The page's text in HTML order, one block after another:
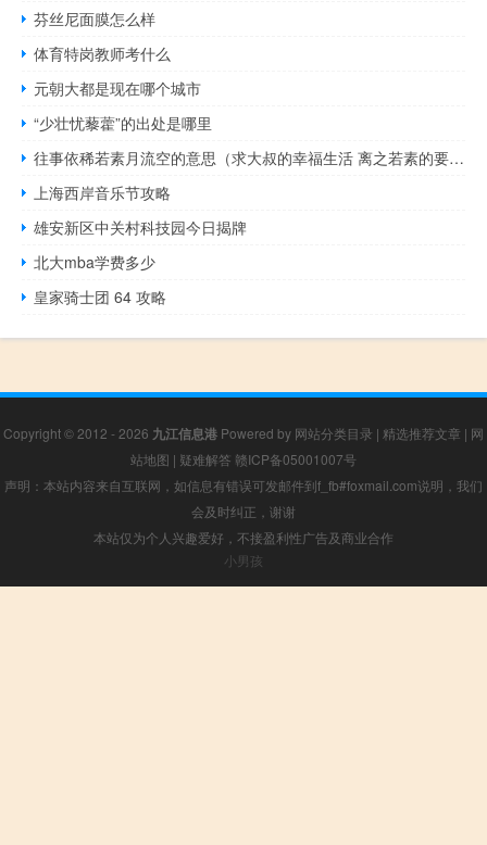
芬丝尼面膜怎么样
体育特岗教师考什么
元朝大都是现在哪个城市
“少壮忧藜藿”的出处是哪里
往事依稀若素月流空的意思（求大叔的幸福生活 离之若素的要求全的）
上海西岸音乐节攻略
雄安新区中关村科技园今日揭牌
北大mba学费多少
皇家骑士团 64 攻略
Copyright © 2012 - 2026 九江信息港 Powered by 网站分类目录 | 精选推荐文章 | 网
站地图 | 疑难解答 赣ICP备05001007号
声明：本站内容来自互联网，如信息有错误可发邮件到f_fb#foxmail.com说明，我们
会及时纠正，谢谢
本站仅为个人兴趣爱好，不接盈利性广告及商业合作
小男孩